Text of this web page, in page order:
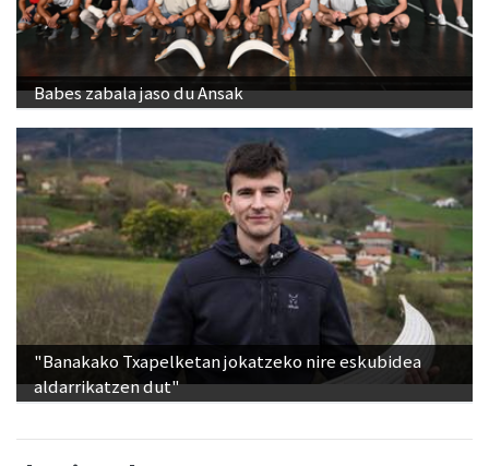
Babes zabala jaso du Ansak
"Banakako Txapelketan jokatzeko nire eskubidea
aldarrikatzen dut"